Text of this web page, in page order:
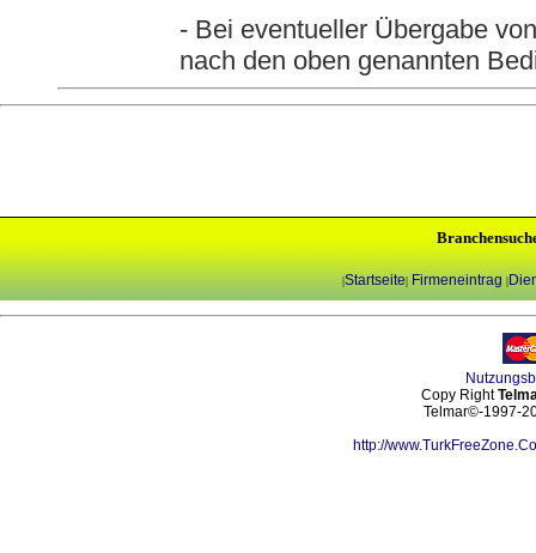
- Bei eventueller Übergabe
nach den oben genannten
|Startseite| Firmeneintrag |
Copy Right
Telmar©-1997-
http://